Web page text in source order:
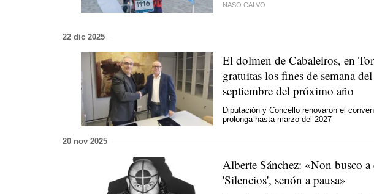
NASO CALVO
22 dic 2025
El dolmen de Cabaleiros, en
gratuitas los fines de semana
septiembre del próximo año
Diputación y Concello renovaron el
prolonga hasta marzo del 2027
20 nov 2025
Alberte Sánchez: «Non busco a
'Silencios', senón a pausa»